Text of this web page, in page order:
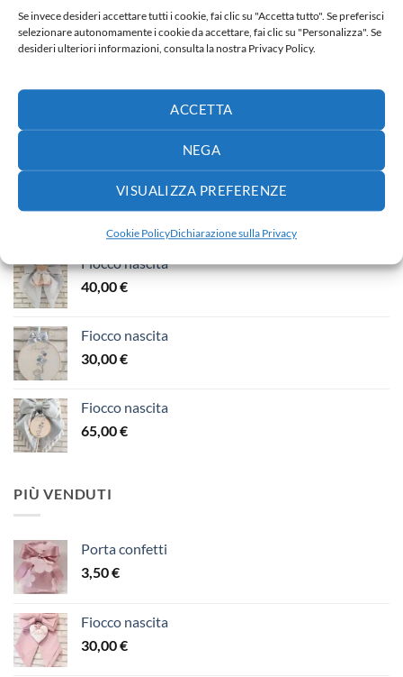
Se invece desideri accettare tutti i cookie, fai clic su "Accetta tutto". Se preferisci
selezionare autonomamente i cookie da accettare, fai clic su "Personalizza". Se
desideri ulteriori informazioni, consulta la nostra Privacy Policy.
ACCETTA
NEGA
VISUALIZZA PREFERENZE
Cookie PolicyDichiarazione sulla Privacy
NUOVI ARRIVI
Fiocco nascita
65,00€
Fiocco nascita
40,00€
Fiocco nascita
30,00€
Fiocco nascita
65,00€
PIÙ VENDUTI
Porta confetti
3,50€
Fiocco nascita
30,00€